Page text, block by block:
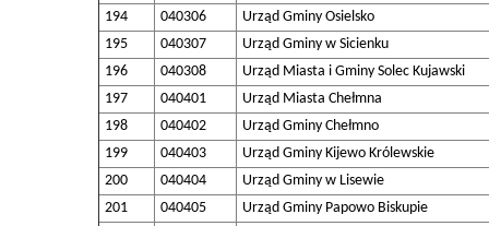
194
040306
Urząd Gminy Osielsko
195
040307
Urząd Gminy w Sicienku
196
040308
Urząd Miasta i Gminy Solec Kujawski
197
040401
Urząd Miasta Chełmna
198
040402
Urząd Gminy Chełmno
199
040403
Urząd Gminy Kijewo Królewskie
200
040404
Urząd Gminy w Lisewie
201
040405
Urząd Gminy Papowo Biskupie